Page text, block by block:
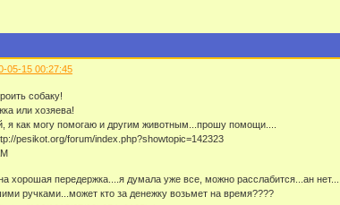
05-15 00:27:45
собаку!
или хозяева!
я как могу помогаю и другим животным...прошу помощи....
pesikot.org/forum/index.php?showtopic=142323
хорошая передержка....я думала уже все, можно расслабится...ан нет....
ручками...может кто за денежку возьмет на время????